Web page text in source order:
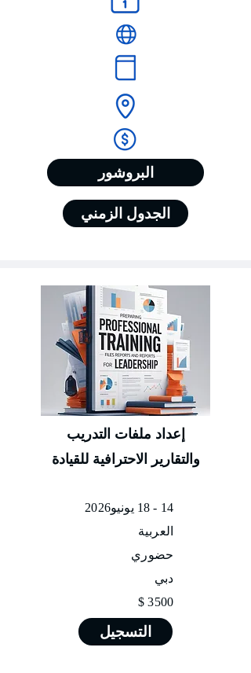
البروشور
الجدول الزمني
إعداد ملفات التدريب
والتقارير الاحترافية للقيادة
14 - 18 يونيو2026
العربية
حضوري
دبي
3500 $
التسجيل